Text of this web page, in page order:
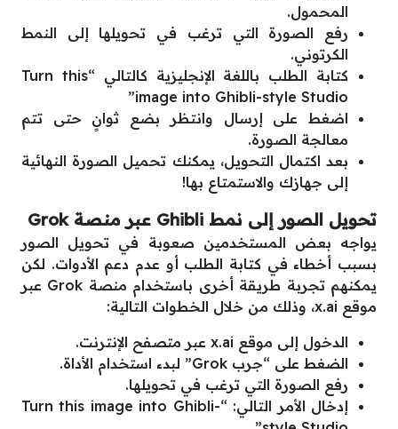
المحمول.
رفع الصورة التي ترغب في تحويلها إلى النمط
الكرتوني.
كتابة الطلب باللغة الإنجليزية كالتالي “Turn this
image into Ghibli-style Studio”
اضغط على إرسال وانتظر بضع ثوانٍ حتى تتم
معالجة الصورة.
بعد اكتمال التحويل، يمكنك تحميل الصورة النهائية
إلى جهازك والاستمتاع بها!
تحويل الصور إلى نمط Ghibli عبر منصة Grok
يواجه بعض المستخدمين صعوبة في تحويل الصور
بسبب أخطاء في كتابة الطلب أو عدم دعم الأدوات. لكن
يمكنهم تجربة طريقة أخرى باستخدام منصة Grok عبر
موقع x.ai، وذلك من خلال الخطوات التالية:
الدخول إلى موقع x.ai عبر متصفح الإنترنت.
الضغط على “جرب Grok” لبدء استخدام الأداة.
رفع الصورة التي ترغب في تحويلها.
إدخال الأمر التالي: “Turn this image into Ghibli-